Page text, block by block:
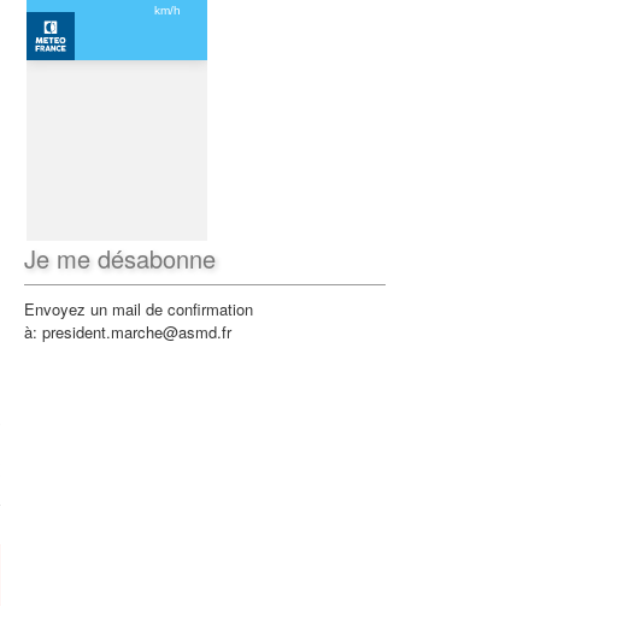
Je me désabonne
Envoyez un mail de confirmation
à: president.marche@asmd.fr